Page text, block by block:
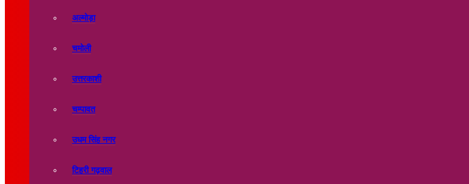
अल्मोड़ा
चमोली
उत्तरकाशी
चम्पावत
उधम सिंह नगर
टिहरी गढ़वाल